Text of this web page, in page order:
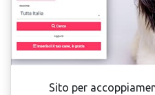
Sito per